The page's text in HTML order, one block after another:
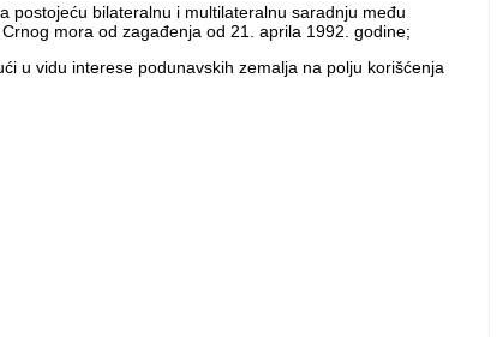
postojeću bilateralnu i multilateralnu saradnju među
mora od zagađenja od 21. aprila 1992. godine;
u vidu interese podunavskih zemalja na polju korišćenja